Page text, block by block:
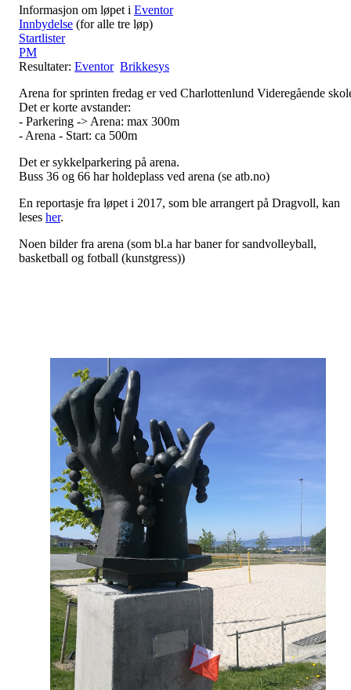
Informasjon om løpet i Eventor
Innbydelse (for alle tre løp)
Startlister
PM
Resultater: Eventor Brikkesys
Arena for sprinten fredag er ved Charlottenlund Videregående
Det er korte avstander:
- Parkering -> Arena: max 300m
- Arena - Start: ca 500m
Det er sykkelparkering på arena.
Buss 36 og 66 har holdeplass ved arena (se atb.no)
En reportasje fra løpet i 2017, som ble arrangert på Dragvoll, kan
leses her.
Noen bilder fra arena (som bl.a har baner for sandvolleyball,
basketball og fotball (kunstgress))